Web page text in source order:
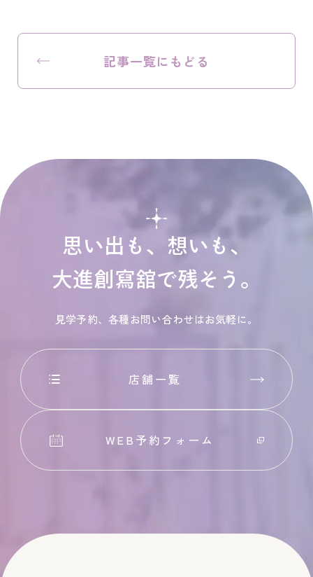
記事一覧にもどる
思い出も、想いも、
大進創寫舘で残そう。
見学予約、各種お問い合わせはお気軽に。
店舗一覧
WEB予約フォーム